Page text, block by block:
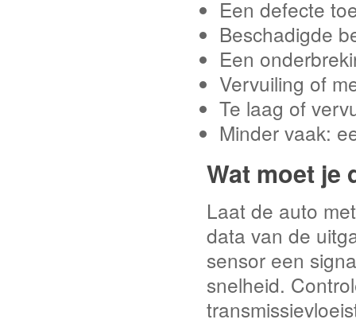
Een defecte
Beschadigde
Een
Vervuiling of
Te laag of
Minder vaak:
Wat moet je
Laat de auto
data van de
sensor een
snelheid.